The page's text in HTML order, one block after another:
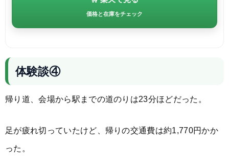
価格と在庫をチェック
体験談④
帰り道、会場から駅までの道のりは23分ほどだった。
足が疲れ切っていたけど、帰りの交通費は約1,770円かか
った。